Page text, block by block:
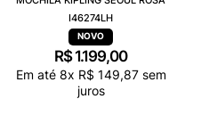
I46274LH
R$ 1.199,00
Em até 8x R$ 149,87sem
juros